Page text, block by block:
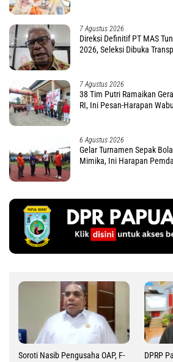
7 Agustus 2026
Direksi Definitif PT MAS
2026, Seleksi Dibuka
7 Agustus 2026
38 Tim Putri Ramaikan
RI, Ini Pesan-Harapan
6 Agustus 2026
Gelar Turnamen Sepak
Mimika, Ini Harapan Pemda
Soroti Nasib Pengusaha OAP, F-
DPRP